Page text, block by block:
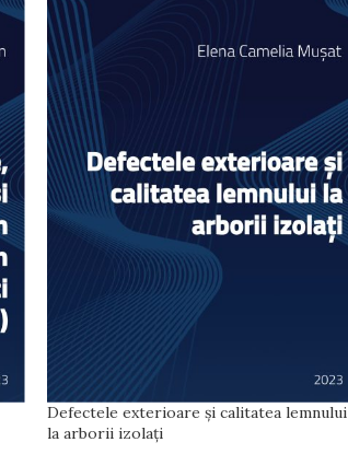
Defectele exterioare și calitatea lemnului
la arborii izolați